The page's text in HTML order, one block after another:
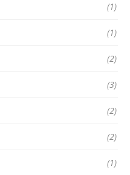
(1)
(1)
(2)
(3)
(2)
(2)
(1)